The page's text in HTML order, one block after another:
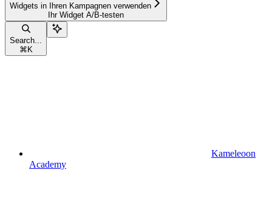
Widgets in Ihren Kampagnen verwenden
Ihr Widget A/B-testen
Search...
⌘ K
Kameleoon
Academy